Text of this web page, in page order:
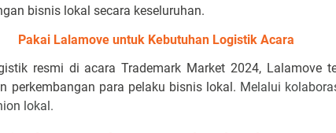
bisnis lokal secara keseluruhan.
Pakai Lalamove untuk Kebutuhan Logistik Acara
resmi di acara Trademark Market 2024, Lalamove
perkembangan para pelaku bisnis lokal. Melalui
lokal.